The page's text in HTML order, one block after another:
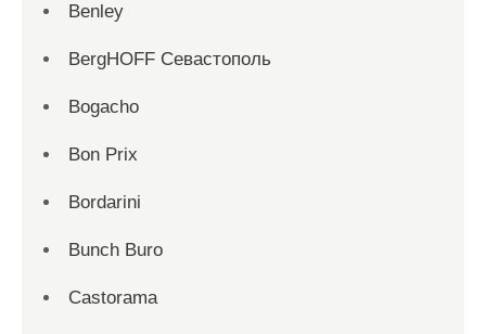
Benley
BergHOFF Севастополь
Bogacho
Bon Prix
Bordarini
Bunch Buro
Castorama